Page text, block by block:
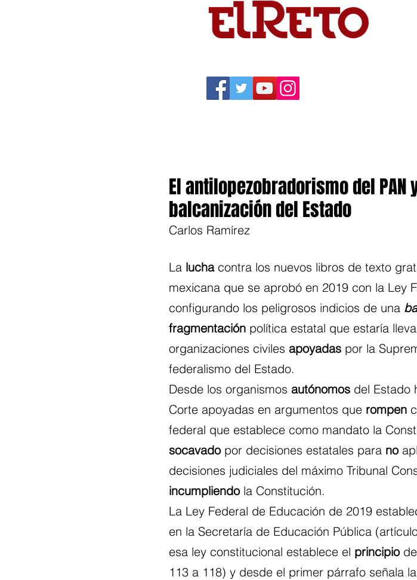
El antilopezobradorismo del PAN
balcanización del Estado
Carlos Ramírez
La lucha contra los nuevos libros de texto
mexicana que se aprobó en 2019 con la Ley
configurando los peligrosos indicios de una
fragmentación política estatal que estaría
organizaciones civiles apoyadas por la
federalismo del Estado.
Desde los organismos autónomos del Estado
Corte apoyadas en argumentos que rompen
federal que establece como mandato la
socavado por decisiones estatales para no
decisiones judiciales del máximo Tribunal
incumpliendo la Constitución.
La Ley Federal de Educación de 2019
en la Secretaría de Educación Pública
esa ley constitucional establece el principio de
113 a 118) y desde el primer párrafo señala